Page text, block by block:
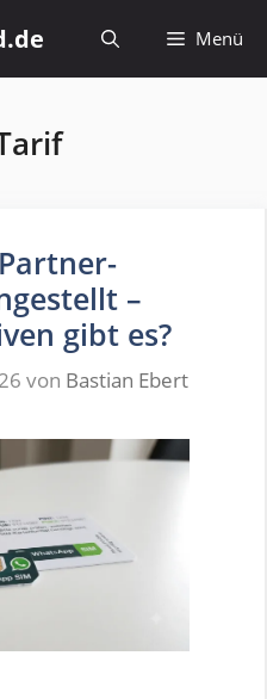
Menü
–
gibt es?
von Bastian Ebert